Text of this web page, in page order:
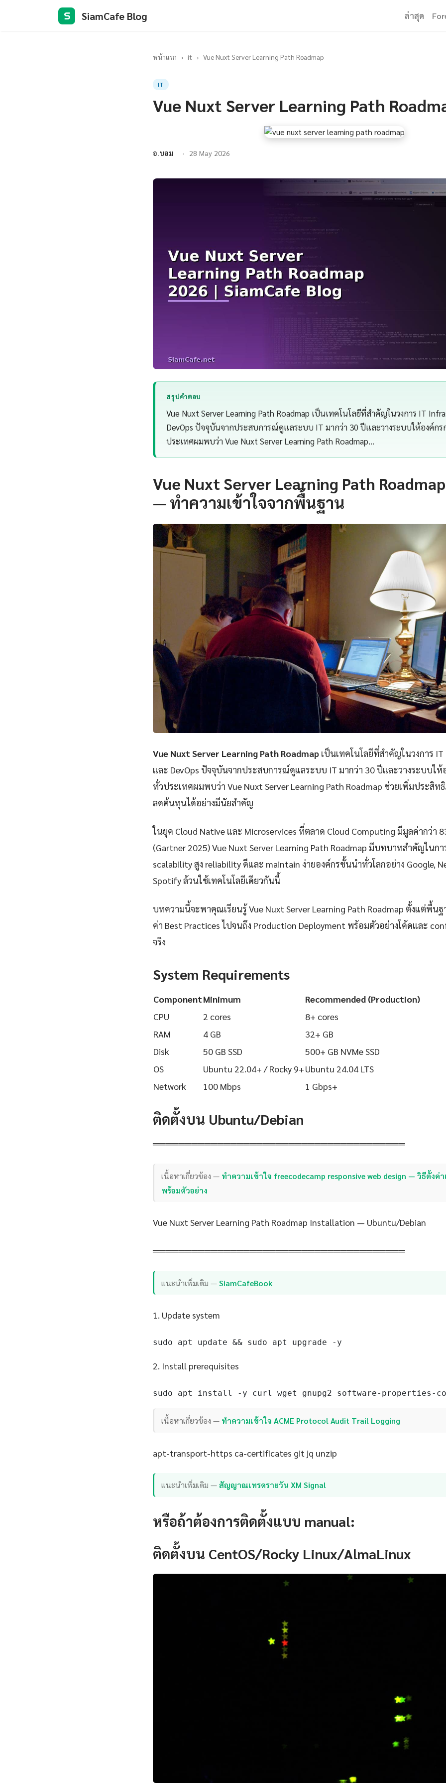
S SiamCafe Blog ล่าสุด
หน้าแรก › it › Vue Nuxt Server Learning Path Roadmap
IT
Vue Nuxt Server Learning Path
อ.บอม 28 May 2026
สรุปคำตอบ
Vue Nuxt Server Learning Path Roadmap เป็นเทคโนโลยีที่สำคัญในวงการ IT
DevOps ปัจจุบันจากประสบการณ์ดูแลระบบ IT มากว่า 30 ปีและวางระบบให้องค์กร
ประเทศผมพบว่า Vue Nuxt Server Learning Path Roadmap…
Vue Nuxt Server Learning Path
— ทำความเข้าใจจากพื้นฐาน
Vue Nuxt Server Learning Path Roadmap เป็นเทคโนโลยีที่สำคัญในวงการ
และ DevOps ปัจจุบันจากประสบการณ์ดูแลระบบ IT มากว่า 30 ปีและวางระบบให้
ทั่วประเทศผมพบว่า Vue Nuxt Server Learning Path Roadmap ช่วยเพิ่มประสิ
ลดต้นทุนได้อย่างมีนัยสำคัญ
ในยุค Cloud Native และ Microservices ที่ตลาด Cloud Computing มีมูลค่ากว่า
(Gartner 2025) Vue Nuxt Server Learning Path Roadmap มีบทบาทสำคัญในก
scalability สูง reliability ดีและ maintain ง่ายองค์กรชั้นนำทั่วโลกอย่าง Google,
Spotify ล้วนใช้เทคโนโลยีเดียวกันนี้
บทความนี้จะพาคุณเรียนรู้ Vue Nuxt Server Learning Path Roadmap ตั้งแต่พื้น
ค่า Best Practices ไปจนถึง Production Deployment พร้อมตัวอย่างโค้ดและ
จริง
System Requirements
ComponentMinimum
Recommended (Production)
CPU
2 cores
8+ cores
RAM
4 GB
32+ GB
Disk
50 GB SSD
500+ GB NVMe SSD
OS
Ubuntu 22.04+ / Rocky 9+Ubuntu 24.04 LTS
Network
100 Mbps 1 Gbps+
ติดตั้งบน Ubuntu/Debian
═══════════════════════════════════════
เนื้อหาเกี่ยวข้อง — ทำความเข้าใจ freecodecamp responsive web design — วิธีตั้งค่
พร้อมตัวอย่าง
Vue Nuxt Server Learning Path Roadmap Installation — Ubuntu/Debian
═══════════════════════════════════════
แนะนำเพิ่มเติม —SiamCafeBook
1. Update system
sudo apt update && sudo apt upgrade -y
2. Install prerequisites
sudo apt install -y curl wget gnupg2 software-properties-
เนื้อหาเกี่ยวข้อง — ทำความเข้าใจ ACME Protocol Audit Trail Logging
apt-transport-https ca-certificates git jq unzip
แนะนำเพิ่มเติม —สัญญาณเทรดรายวัน XM Signal
หรือถ้าต้องการติดตั้งแบบ manual:
ติดตั้งบน CentOS/Rocky Linux/AlmaLinux